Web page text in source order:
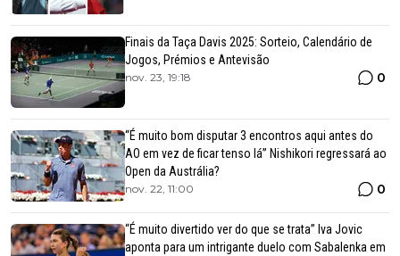
Finais da Taça Davis 2025: Sorteio, Calendário de
Jogos, Prémios e Antevisão
nov. 23, 19:18 0
“É muito bom disputar 3 encontros aqui antes do
AO em vez de ficar tenso lá” Nishikori regressará ao
Open da Austrália?
nov. 22, 11:00 0
“É muito divertido ver do que se trata” Iva Jovic
aponta para um intrigante duelo com Sabalenka em